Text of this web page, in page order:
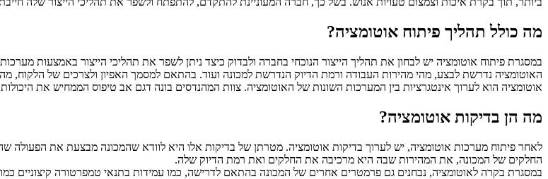
מה כולל תהליך פיתוח אוטומציה?
במסגרת פיתוח אוטומציה יש לבחון את תהליך הייצור הנוכחי בחברה ולבדוק כיצד ניתן לשפר את תהליכי הייצור באמצעות
האוטומציה נדרשת לבצע, מהי מהירות העבודה ורמת הדיוק הנדרשת למכונה ועוד. בהתאם למסמך האפיון ולצרכים של
אוטומציה הוא לערוך אינטגרציות בין המערכות השונות של האוטומציה. צוות המהנדסים בונה דגם אב טיפוס הממחיש את
מה הן בדיקות אוטומציה?
לאחר פיתוח מערכות אוטומציה, יש לערוך בדיקות אוטומציה. מטרתן של בדיקות אלו היא לוודא שהמכונה מבצעת את הפעולה
החלקים של המכונה, את המהירות שבה היא מרכיבה את החלקים ואת רמת הדיוק שלה.
במסגרת בקרה לאוטומציה, נבחנים גם פרמטרים אחרים של המכונה בהתאם לדרישה, כמו עמידות בתנאי טמפרטורה קיצוניים כמו